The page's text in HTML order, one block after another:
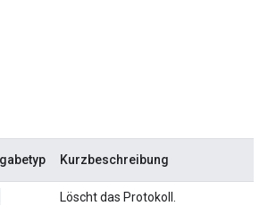
Kurzbeschreibung
Löscht das Protokoll.